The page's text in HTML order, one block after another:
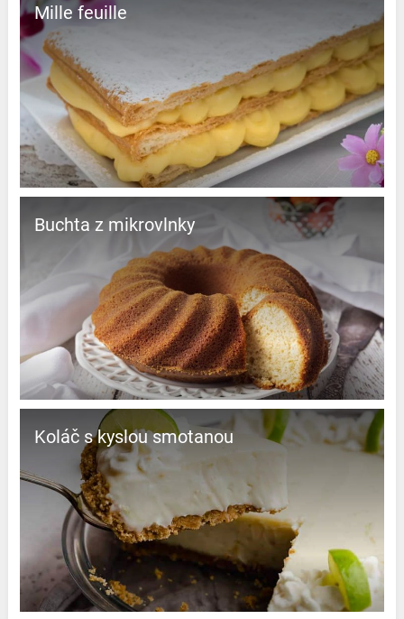
Mille feuille
Buchta z mikrovlnky
Koláč s kyslou smotanou